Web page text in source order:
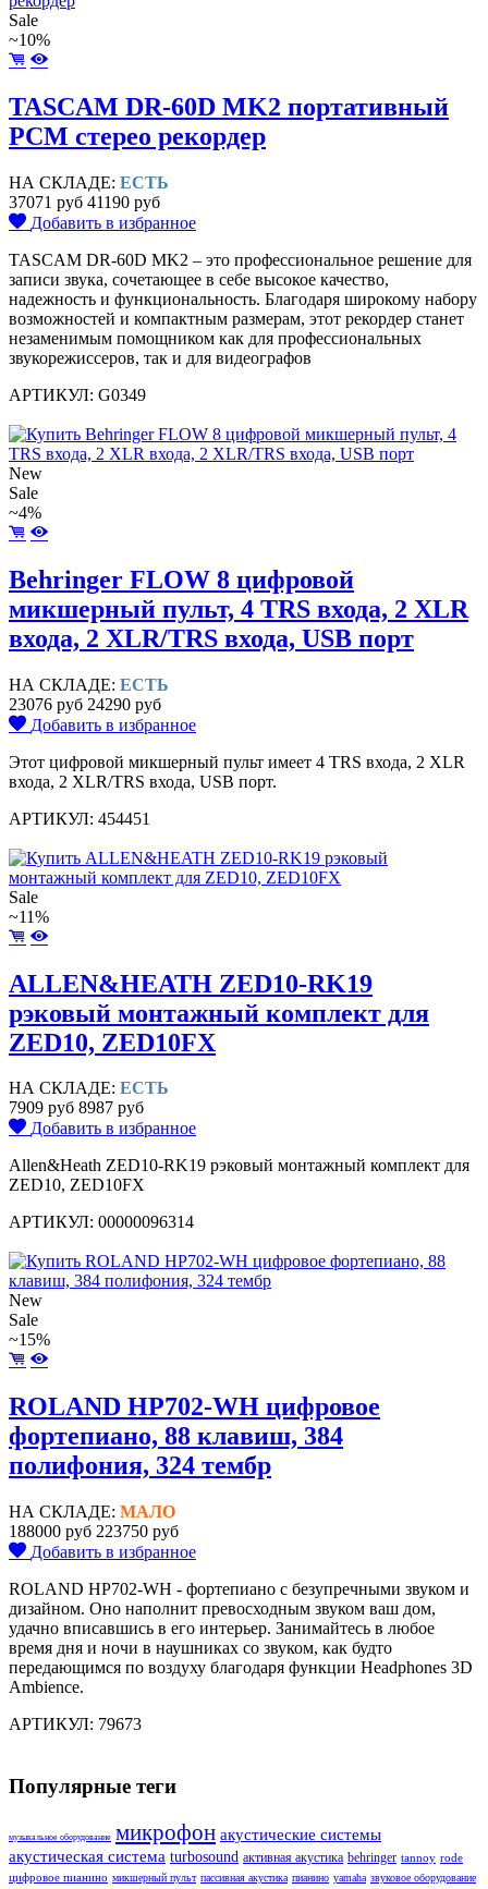
Sale
~10%
TASCAM DR-60D MK2 портативный
PCM стерео рекордер
НА СКЛАДЕ: ЕСТЬ
37071 руб 41190 руб
Добавить в избранное
TASCAM DR-60D MK2 – это профессиональное решение для
записи звука, сочетающее в себе высокое качество,
надежность и функциональность. Благодаря широкому набору
возможностей и компактным размерам, этот рекордер станет
незаменимым помощником как для профессиональных
звукорежиссеров, так и для видеографов
АРТИКУЛ: G0349
New
Sale
~4%
Behringer FLOW 8 цифровой
микшерный пульт, 4 TRS входа, 2 XLR
входа, 2 XLR/TRS входа, USB порт
НА СКЛАДЕ: ЕСТЬ
23076 руб 24290 руб
Добавить в избранное
Этот цифровой микшерный пульт имеет 4 TRS входа, 2 XLR
входа, 2 XLR/TRS входа, USB порт.
АРТИКУЛ: 454451
Sale
~11%
ALLEN&HEATH ZED10-RK19
рэковый монтажный комплект для
ZED10, ZED10FX
НА СКЛАДЕ: ЕСТЬ
7909 руб 8987 руб
Добавить в избранное
Allen&Heath ZED10-RK19 рэковый монтажный комплект для
ZED10, ZED10FX
АРТИКУЛ: 00000096314
New
Sale
~15%
ROLAND HP702-WH цифровое
фортепиано, 88 клавиш, 384
полифония, 324 тембр
НА СКЛАДЕ: МАЛО
188000 руб 223750 руб
Добавить в избранное
ROLAND HP702-WH - фортепиано с безупречными звуком и
дизайном. Оно наполнит превосходным звуком ваш дом,
удачно вписавшись в его интерьер. Занимайтесь в любое
время дня и ночи в наушниках со звуком, как будто
передающимся по воздуху благодаря функции Headphones 3D
Ambience.
АРТИКУЛ: 79673
Популярные теги
музыкальное оборудование микрофон акустические системы
акустическая система turbosound активная акустика behringer tannoy rode
цифровое пианино микшерный пульт пассивная акустика пианино yamaha звуковое оборудование